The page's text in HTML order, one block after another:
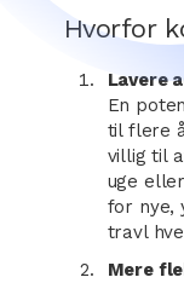
Hvorfor
Lavere
En
til flere
villig til
uge
for nye,
travl
Mere